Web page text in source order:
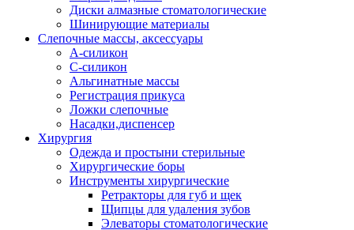
Диски алмазные стоматологические
Шинирующие материалы
Слепочные массы, аксессуары
А-силикон
С-силикон
Альгинатные массы
Регистрация прикуса
Ложки слепочные
Насадки,диспенсер
Хирургия
Одежда и простыни стерильные
Хирургические боры
Инструменты хирургические
Ретракторы для губ и щек
Щипцы для удаления зубов
Элеваторы стоматологические